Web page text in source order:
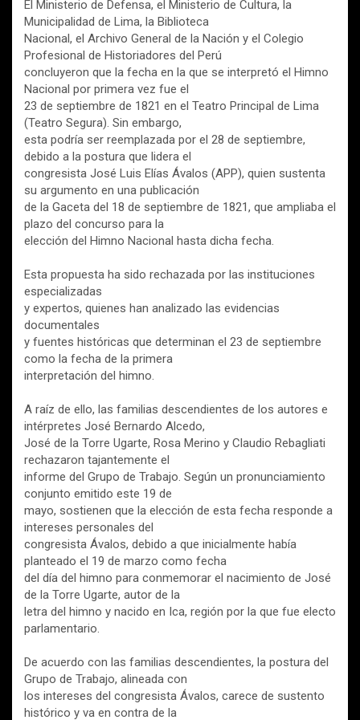
El Ministerio de Defensa, el Ministerio de Cultura, la
Municipalidad de Lima, la Biblioteca
Nacional, el Archivo General de la Nación y el Colegio
Profesional de Historiadores del Perú
concluyeron que la fecha en la que se interpretó el Himno
Nacional por primera vez fue el
23 de septiembre de 1821 en el Teatro Principal de Lima
(Teatro Segura). Sin embargo,
esta podría ser reemplazada por el 28 de septiembre,
debido a la postura que lidera el
congresista José Luis Elías Ávalos (APP), quien sustenta
su argumento en una publicación
de la Gaceta del 18 de septiembre de 1821, que ampliaba el
plazo del concurso para la
elección del Himno Nacional hasta dicha fecha.
Esta propuesta ha sido rechazada por las instituciones
especializadas
y expertos, quienes han analizado las evidencias
documentales
y fuentes históricas que determinan el 23 de septiembre
como la fecha de la primera
interpretación del himno.
A raíz de ello, las familias descendientes de los autores e
intérpretes José Bernardo Alcedo,
José de la Torre Ugarte, Rosa Merino y Claudio Rebagliati
rechazaron tajantemente el
informe del Grupo de Trabajo. Según un pronunciamiento
conjunto emitido este 19 de
mayo, sostienen que la elección de esta fecha responde a
intereses personales del
congresista Ávalos, debido a que inicialmente había
planteado el 19 de marzo como fecha
del día del himno para conmemorar el nacimiento de José
de la Torre Ugarte, autor de la
letra del himno y nacido en Ica, región por la que fue electo
parlamentario.
De acuerdo con las familias descendientes, la postura del
Grupo de Trabajo, alineada con
los intereses del congresista Ávalos, carece de sustento
histórico y va en contra de la